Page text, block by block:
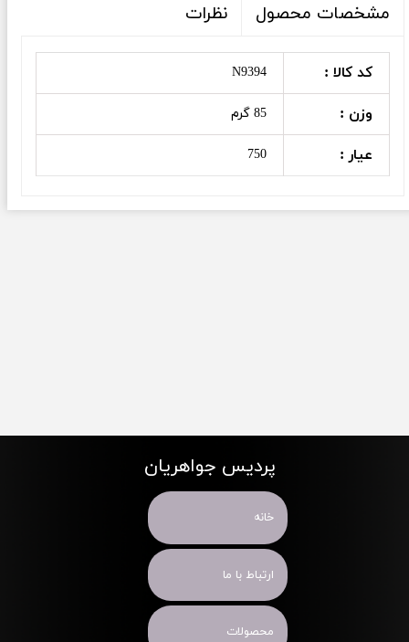
مشخصات محصول نظرات
کد کالا : N9394
وزن : 85 گرم
عیار : 750
پردیس جواهریان
خانه
ارتباط با ما
محصولات